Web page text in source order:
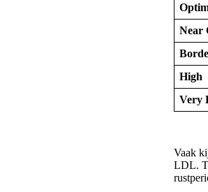
Near
High
Very
Vaak
LDL.